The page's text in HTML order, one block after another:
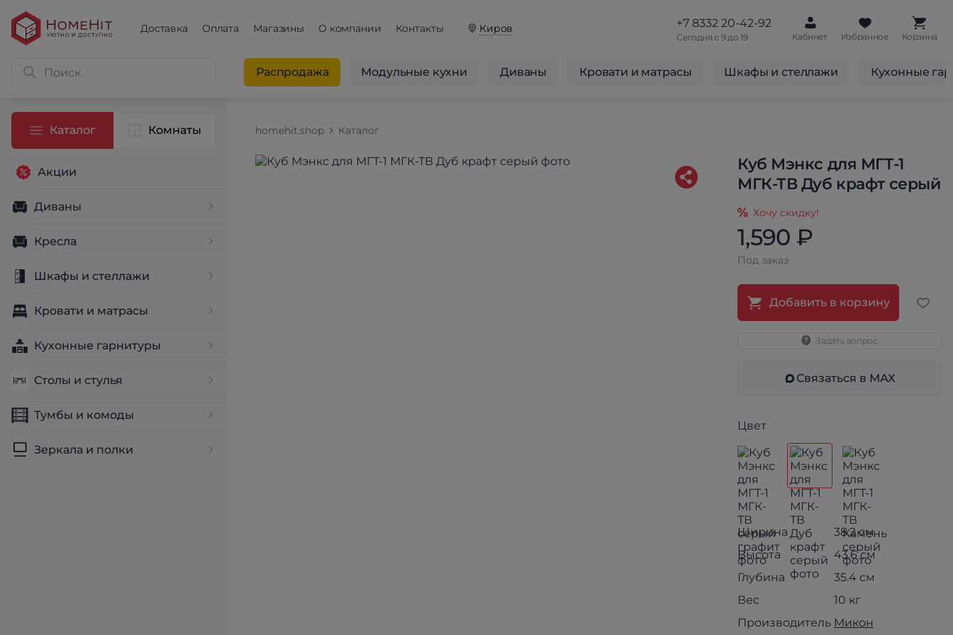
Доставка Оплата Магазины О компании Контакты Киров +7 8332 20-42-92
Сегодня с 9 до 19 Кабинет Избранное Корзина
Распродажа Модульные кухни Диваны Кровати и матрасы Шкафы и стеллажи Кухонные
Каталог Комнаты
Акции
Диваны
Кресла
Шкафы и стеллажи
Кровати и матрасы
Кухонные гарнитуры
Столы и стулья
Тумбы и комоды
Зеркала и полки
homehit.shop Каталог
Куб Мэнкс для МГТ-1
МГК-ТВ Дуб крафт серый
Хочу скидку!
1,590 ₽
Под заказ
Добавить в корзину
Задать вопрос
Связаться в МАХ
Цвет
Ширина
38.2 см
Высота
43.6 см
Глубина
35.4 см
Вес
10 кг
Производитель Микон